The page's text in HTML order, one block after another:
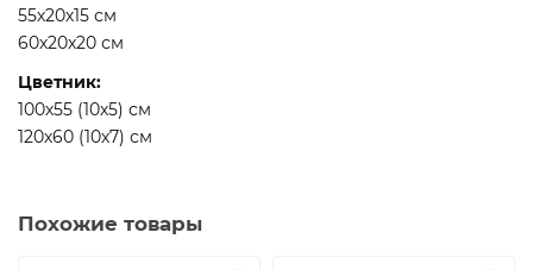
55х20х15 см
60х20х20 см
Цветник:
100х55 (10х5) см
120х60 (10х7) см
Похожие товары